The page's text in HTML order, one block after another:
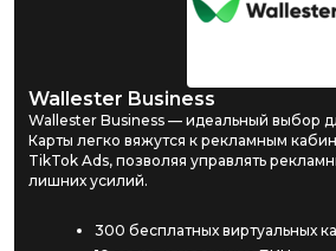
Wallester Business
Wallester Business — идеальный выбор
Карты легко вяжутся к рекламным
TikTok Ads, позволяя управлять
лишних усилий.
300 бесплатных виртуальных